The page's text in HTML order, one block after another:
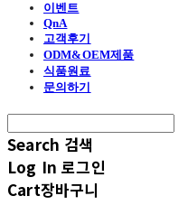
이벤트
QnA
고객후기
ODM&OEM제품
식품원료
문의하기
Search 검색
Log In 로그인
Cart장바구니